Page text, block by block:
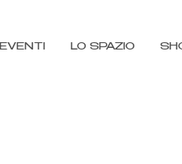
EVENTI LO SPAZIO